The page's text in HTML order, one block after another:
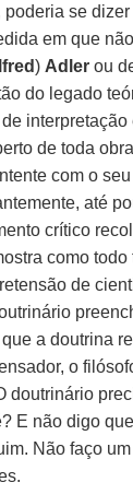
poderia se
em que
) Adler ou
do legado
interpretação
de toda
com o
até
crítico
como
de
a doutrina
o
doutrinário
E não digo
Não faço